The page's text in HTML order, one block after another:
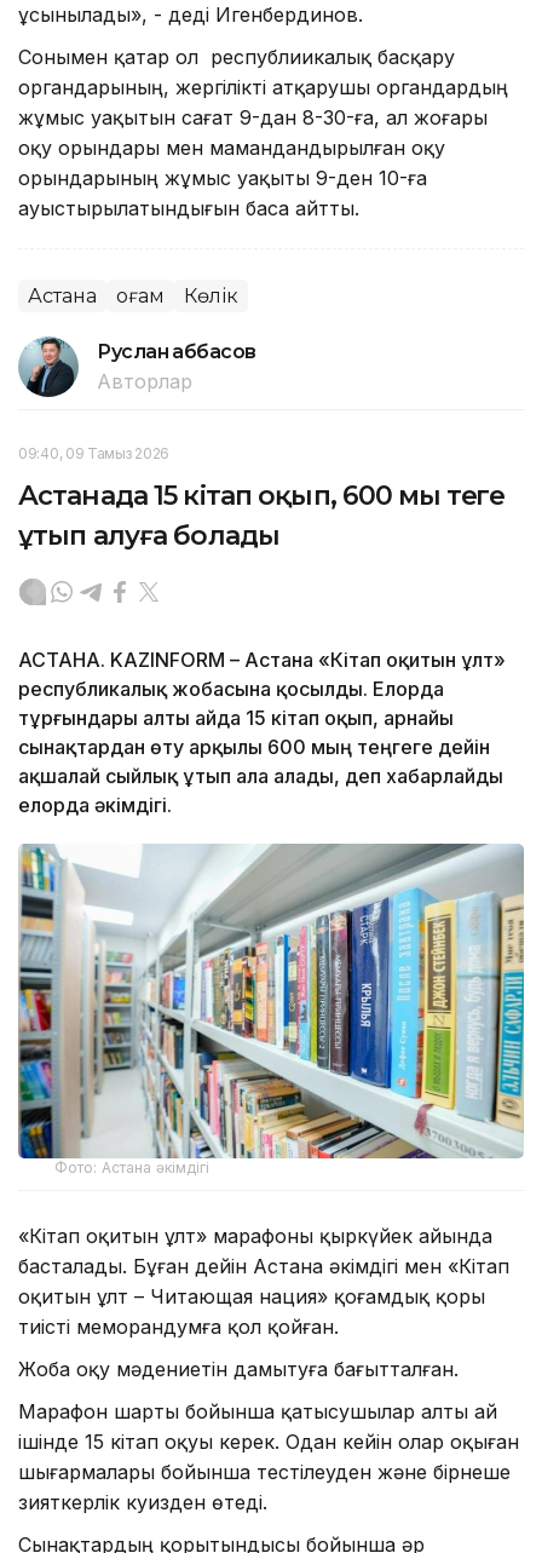
ұсынылады», - деді Игенбердинов.
Сонымен қатар ол республиикалық басқару
органдарының, жергілікті атқарушы органдардың
жұмыс уақытын сағат 9-дан 8-30-ға, ал жоғары
оқу орындары мен мамандандырылған оқу
орындарының жұмыс уақыты 9-ден 10-ға
ауыстырылатындығын баса айтты.
Астана Қоғам Көлік
Руслан Ғаббасов
Авторлар
09:40, 09 Тамыз 2026
Астанада 15 кітап оқып, 600 мың теңге
ұтып алуға болады
АСТАНА. KAZINFORM – Астана «Кітап оқитын ұлт»
республикалық жобасына қосылды. Елорда
тұрғындары алты айда 15 кітап оқып, арнайы
сынақтардан өту арқылы 600 мың теңгеге дейін
ақшалай сыйлық ұтып ала алады, деп хабарлайды
елорда әкімдігі.
Фото: Астана әкімдігі
«Кітап оқитын ұлт» марафоны қыркүйек айында
басталады. Бұған дейін Астана әкімдігі мен «Кітап
оқитын ұлт – Читающая нация» қоғамдық қоры
тиісті меморандумға қол қойған.
Жоба оқу мәдениетін дамытуға бағытталған.
Марафон шарты бойынша қатысушылар алты ай
ішінде 15 кітап оқуы керек. Одан кейін олар оқыған
шығармалары бойынша тестілеуден және бірнеше
зияткерлік куизден өтеді.
Сынақтардың қорытындысы бойынша әр